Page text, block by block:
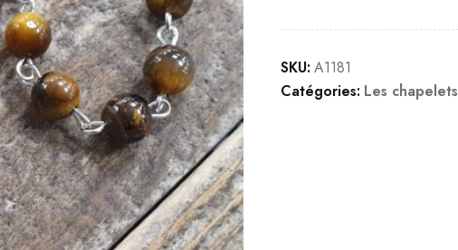
SKU: A1181
Catégories: Les chapelets